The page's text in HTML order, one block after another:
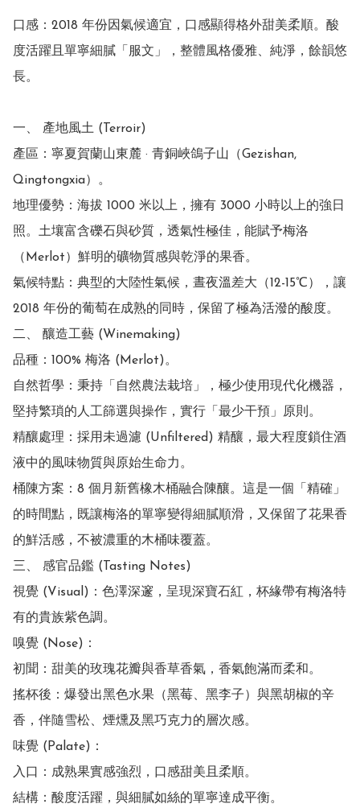
口感：2018 年份因氣候適宜，口感顯得格外甜美柔順。酸
度活躍且單寧細膩「服文」，整體風格優雅、純淨，餘韻悠
長。
一、 產地風土 (Terroir)
產區：寧夏賀蘭山東麓 · 青銅峽鴿子山（Gezishan,
Qingtongxia）。
地理優勢：海拔 1000 米以上，擁有 3000 小時以上的強日
照。土壤富含礫石與砂質，透氣性極佳，能賦予梅洛
（Merlot）鮮明的礦物質感與乾淨的果香。
氣候特點：典型的大陸性氣候，晝夜溫差大（12-15℃），讓
2018 年份的葡萄在成熟的同時，保留了極為活潑的酸度。
二、 釀造工藝 (Winemaking)
品種：100% 梅洛 (Merlot)。
自然哲學：秉持「自然農法栽培」，極少使用現代化機器，
堅持繁瑣的人工篩選與操作，實行「最少干預」原則。
精釀處理：採用未過濾 (Unfiltered) 精釀，最大程度鎖住酒
液中的風味物質與原始生命力。
桶陳方案：8 個月新舊橡木桶融合陳釀。這是一個「精確」
的時間點，既讓梅洛的單寧變得細膩順滑，又保留了花果香
的鮮活感，不被濃重的木桶味覆蓋。
三、 感官品鑑 (Tasting Notes)
視覺 (Visual)：色澤深邃，呈現深寶石紅，杯緣帶有梅洛特
有的貴族紫色調。
嗅覺 (Nose)：
初聞：甜美的玫瑰花瓣與香草香氣，香氣飽滿而柔和。
搖杯後：爆發出黑色水果（黑莓、黑李子）與黑胡椒的辛
香，伴隨雪松、煙燻及黑巧克力的層次感。
味覺 (Palate)：
入口：成熟果實感強烈，口感甜美且柔順。
結構：酸度活躍，與細膩如絲的單寧達成平衡。